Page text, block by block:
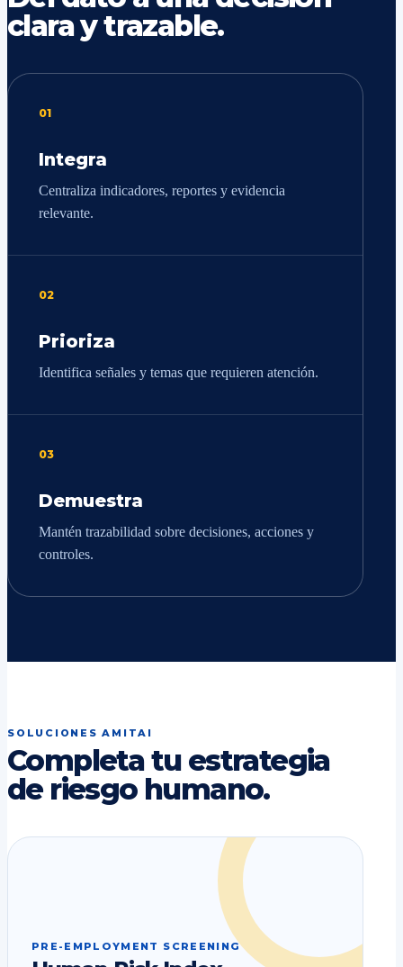
clara y trazable.
01
Integra
Centraliza indicadores, reportes y evidencia
relevante.
02
Prioriza
Identifica señales y temas que requieren atención.
03
Demuestra
Mantén trazabilidad sobre decisiones, acciones y
controles.
SOLUCIONES AMITAI
Completa tu estrategia
de riesgo humano.
PRE-EMPLOYMENT SCREENING